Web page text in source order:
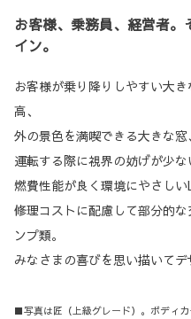
お客様、乗務員、経営者
イン。
お客様が乗り降りしやすい大
高、
外の景色を満喫できる大きな窓
運転する際に視界の妨げが少な
燃費性能が良く環境にやさしい
修理コストに配慮して部分的
ンプ類。
みなさまの喜びを思い描いてデ
■写真は匠（上級グレード）。ボディ